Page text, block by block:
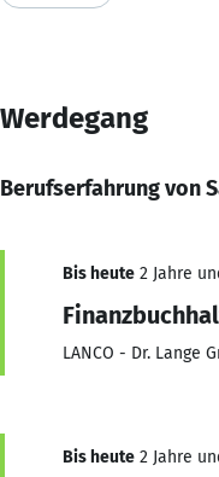
Werdegang
Berufserfahrung von
Bis heute 2 Jahre
LANCO - Dr. Lange
Bis heute 2 Jahre